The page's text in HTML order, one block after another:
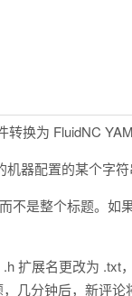
转换为 FluidNC
机器配置的某个字
不是整个标题。如
扩展名更改为 .txt
几分钟后，新评论